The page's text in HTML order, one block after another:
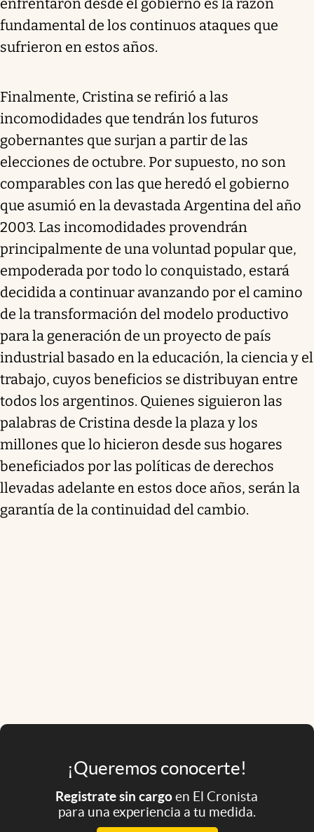
enfrentaron desde el gobierno es la razón
fundamental de los continuos ataques que
sufrieron en estos años.
Finalmente, Cristina se refirió a las
incomodidades que tendrán los futuros
gobernantes que surjan a partir de las
elecciones de octubre. Por supuesto, no son
comparables con las que heredó el gobierno
que asumió en la devastada Argentina del año
2003. Las incomodidades provendrán
principalmente de una voluntad popular que,
empoderada por todo lo conquistado, estará
decidida a continuar avanzando por el camino
de la transformación del modelo productivo
para la generación de un proyecto de país
industrial basado en la educación, la ciencia y el
trabajo, cuyos beneficios se distribuyan entre
todos los argentinos. Quienes siguieron las
palabras de Cristina desde la plaza y los
millones que lo hicieron desde sus hogares
beneficiados por las políticas de derechos
llevadas adelante en estos doce años, serán la
garantía de la continuidad del cambio.
¡Queremos conocerte!
Registrate sin cargoen El Cronista
para una experiencia a tu medida.